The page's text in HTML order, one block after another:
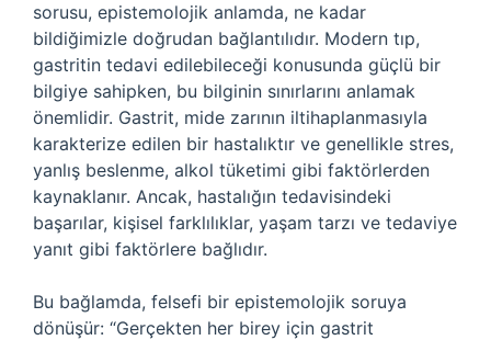
sorusu, epistemolojik anlamda, ne kadar
bildiğimizle doğrudan bağlantılıdır. Modern tıp,
gastritin tedavi edilebileceği konusunda güçlü bir
bilgiye sahipken, bu bilginin sınırlarını anlamak
önemlidir. Gastrit, mide zarının iltihaplanmasıyla
karakterize edilen bir hastalıktır ve genellikle stres,
yanlış beslenme, alkol tüketimi gibi faktörlerden
kaynaklanır. Ancak, hastalığın tedavisindeki
başarılar, kişisel farklılıklar, yaşam tarzı ve tedaviye
yanıt gibi faktörlere bağlıdır.
Bu bağlamda, felsefi bir epistemolojik soruya
dönüşür: “Gerçekten her birey için gastrit